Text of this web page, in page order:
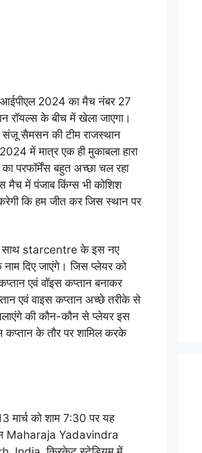
आईपीएल 2024 का मैच नंबर 27
रॉयल्स के बीच में खेला जाएगा।
संजू सैमसन की टीम राजस्थान
में मात्र एक ही मुकाबला हारा
परफॉर्मेंस बहुत अच्छा चल रहा
मैच में पंजाब किंग्स भी कोशिश
कि हम जीत कर जिस स्थान पर
साथ starcentre के इस नए
दिए जाएंगे। जिस प्लेयर को
एवं वॉइस कप्तान बनाकर
एवं वाइस कप्तान अच्छे तरीके से
की कौन-कौन से प्लेयर इस
के तौर पर शामिल करके
मार्च को शाम 7:30 पर यह
Maharaja Yadavindra